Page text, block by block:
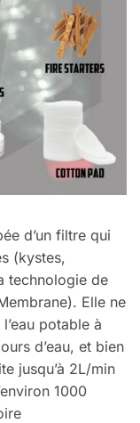
d’un filtre qui
(kystes,
technologie de
Elle ne
potable à
d’eau, et bien
jusqu’à 2L/min
1000